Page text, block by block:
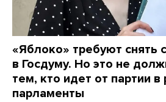
«Яблоко» требуют снять
в Госдуму. Но это не
тем, кто идет от партии
парламенты